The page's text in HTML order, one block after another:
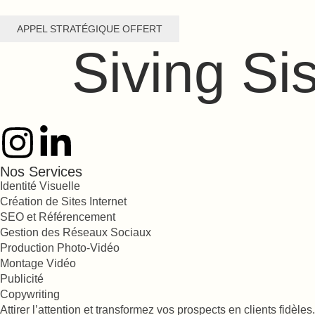
APPEL STRATÉGIQUE OFFERT
Siving
Nos Services
Identité Visuelle
Création de Sites Internet
SEO et Référencement
Gestion des Réseaux Sociaux
Production Photo-Vidéo
Montage Vidéo
Publicité
Copywriting
Attirer l’attention et transformez vos prospects en clients fidèles.